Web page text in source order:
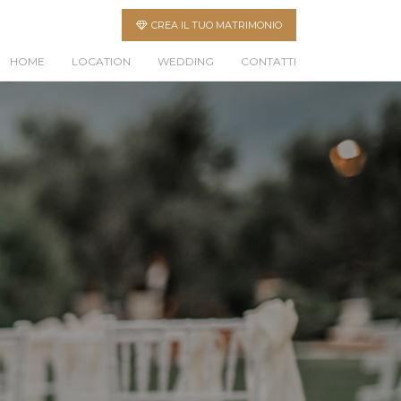
CREA IL TUO MATRIMONIO
HOME LOCATION WEDDING CONTATTI